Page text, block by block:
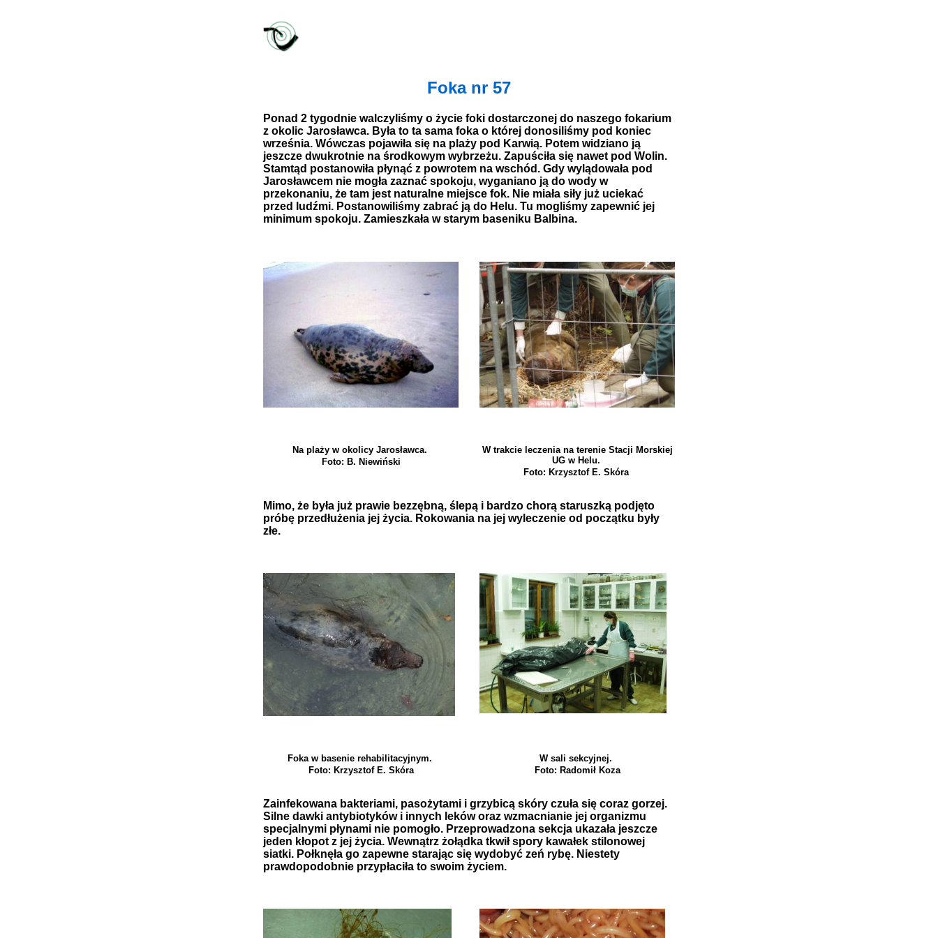
Foka nr 57
Ponad 2 tygodnie walczyliśmy o życie foki dostarczonej do naszego fokarium
z okolic Jarosławca. Była to ta sama foka o której donosiliśmy pod koniec
września. Wówczas pojawiła się na plaży pod Karwią. Potem widziano ją
jeszcze dwukrotnie na środkowym wybrzeżu. Zapuściła się nawet pod Wolin.
Stamtąd postanowiła płynąć z powrotem na wschód. Gdy wylądowała pod
Jarosławcem nie mogła zaznać spokoju, wyganiano ją do wody w
przekonaniu, że tam jest naturalne miejsce fok. Nie miała siły już uciekać
przed ludźmi. Postanowiliśmy zabrać ją do Helu. Tu mogliśmy zapewnić jej
minimum spokoju. Zamieszkała w starym baseniku Balbina.
Na plaży w okolicy Jarosławca.
Foto: B. Niewiński
W trakcie leczenia na terenie Stacji Morskiej
UG w Helu.
Foto: Krzysztof E. Skóra
Mimo, że była już prawie bezzębną, ślepą i bardzo chorą staruszką podjęto
próbę przedłużenia jej życia. Rokowania na jej wyleczenie od początku były
złe.
Foka w basenie rehabilitacyjnym.
Foto: Krzysztof E. Skóra
W sali sekcyjnej.
Foto: Radomił Koza
Zainfekowana bakteriami, pasożytami i grzybicą skóry czuła się coraz gorzej.
Silne dawki antybiotyków i innych leków oraz wzmacnianie jej organizmu
specjalnymi płynami nie pomogło. Przeprowadzona sekcja ukazała jeszcze
jeden kłopot z jej życia. Wewnątrz żołądka tkwił spory kawałek stilonowej
siatki. Połknęła go zapewne starając się wydobyć zeń rybę. Niestety
prawdopodobnie przypłaciła to swoim życiem.